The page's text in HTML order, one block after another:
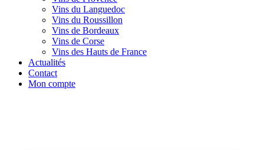
Vins du Languedoc
Vins du Roussillon
Vins de Bordeaux
Vins de Corse
Vins des Hauts de France
Actualités
Contact
Mon compte